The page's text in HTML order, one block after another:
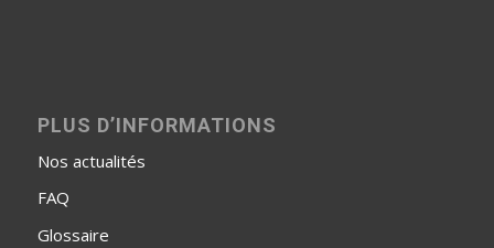
PLUS D’INFORMATIONS
Nos actualités
FAQ
Glossaire